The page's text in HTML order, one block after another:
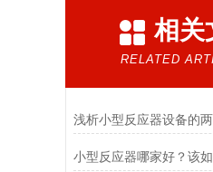
相关
RELATED
浅析小型反应器设备的
小型反应器哪家好？该